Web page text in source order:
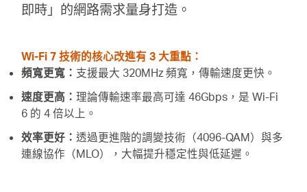
繁
即時」的網路需求量身打造。
Wi-Fi 7 技術的核心改進有 3 大重點：
頻寬更寬： 支援最大 320MHz 頻寬，傳輸速度更快。
速度更高：理論傳輸速率最高可達 46Gbps，是 Wi-Fi
6 的 4 倍以上。
效率更好：透過更進階的調變技術（4096-QAM）與多
連線協作（MLO），大幅提升穩定性與低延遲。